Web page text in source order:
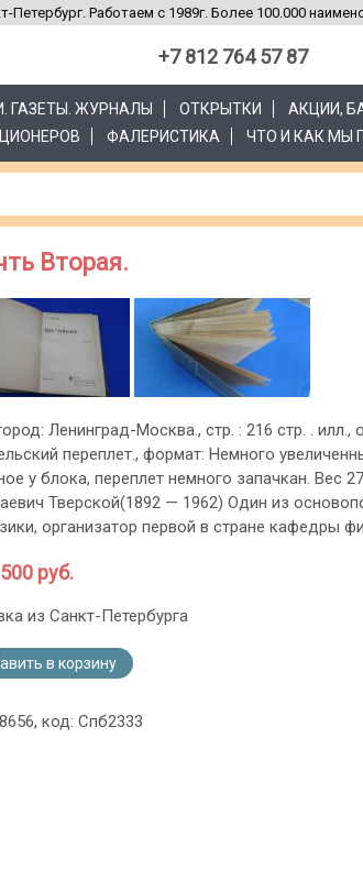
Петербург. Работаем с 1989г. Более 100.000
+7 812 764 57 87
ГАЗЕТЫ. ЖУРНАЛЫ ОТКРЫТКИ АКЦИИ,
ФАЛЕРИСТИКА ЧТО И КАК МЫ
Вторая.
Ленинград-Москва., стр. : 216 стр. .
переплет., формат: Немного
у блока, переплет немного запачкан. Вес
Тверской(1892 — 1962) Один из
организатор первой в стране кафедры
500 руб.
из Санкт-Петербурга
в корзину
код: Спб2333